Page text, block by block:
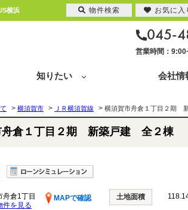
横浜
045-
営業時間：
知りたい 会社情
> 横須賀市 > ＪＲ横須賀線 > 横須賀市舟倉１丁目２期
舟倉１丁目２期 新築戸建 全２棟
舟倉1丁目
MAPで確認
件を見る
土地面積
物件検索 お気に入